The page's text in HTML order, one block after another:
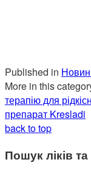
Published in
More in this
терапію для
препарат Kresladi
back to top
Пошук ліків